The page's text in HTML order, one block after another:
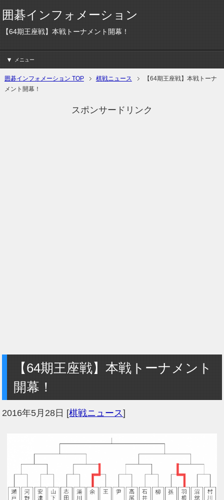
囲碁インフォメーション
【64期王座戦】本戦トーナメント開幕！
メニュー
囲碁インフォメーション TOP 棋戦ニュース
【64期王座戦】本戦トーナ
メント開幕！
スポンサードリンク
【64期王座戦】本戦トーナメント
開幕！
2016年5月28日 [棋戦ニュース]